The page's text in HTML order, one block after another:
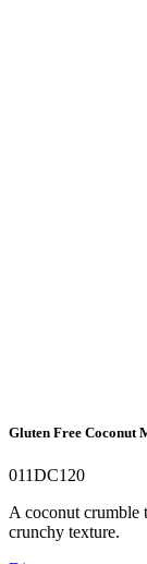
Gluten Free Coconut
011DC120
A coconut crumble
crunchy texture.